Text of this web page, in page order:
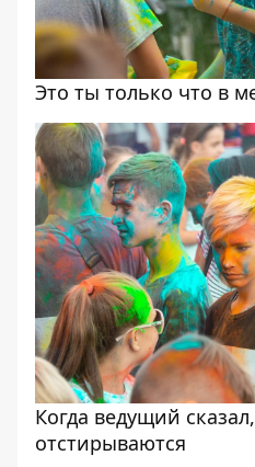
Это ты только что в
Когда ведущий
отстирываются